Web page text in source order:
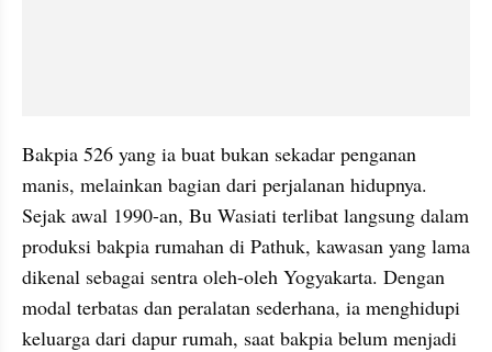
Bakpia 526 yang ia buat bukan sekadar penganan
manis, melainkan bagian dari perjalanan hidupnya.
Sejak awal 1990-an, Bu Wasiati terlibat langsung dalam
produksi bakpia rumahan di Pathuk, kawasan yang lama
dikenal sebagai sentra oleh-oleh Yogyakarta. Dengan
modal terbatas dan peralatan sederhana, ia menghidupi
keluarga dari dapur rumah, saat bakpia belum menjadi